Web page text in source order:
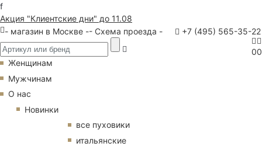
f
Акция "Клиентские дни" до 11.08
- магазин в Москве -- Схема проезда - +7 (495) 565-35-22
00
Женщинам
Мужчинам
О нас
Новинки
все пуховики
итальянские